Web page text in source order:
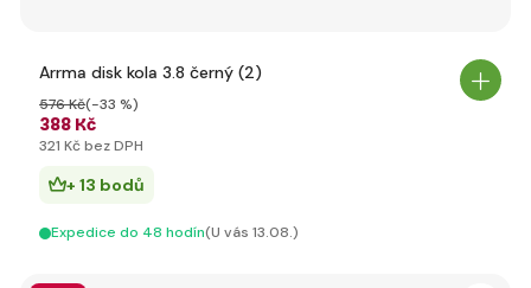
Arrma disk kola 3.8 černý (2)
388 Kč
576 Kč(-33 %)
321 Kč bez DPH
+ 13 bodů
Expedice do 48 hodín(U vás 13.08.)